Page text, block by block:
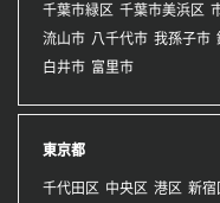
千葉市緑区 千葉市美浜区
流山市 八千代市 我孫子市
白井市 富里市
東京都
千代田区 中央区 港区 新宿